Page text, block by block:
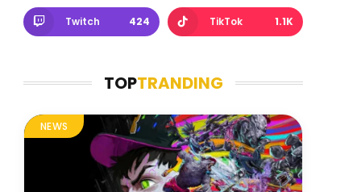
Twitch 424 TikTok 1.1K
TOPTRANDING
NEWS